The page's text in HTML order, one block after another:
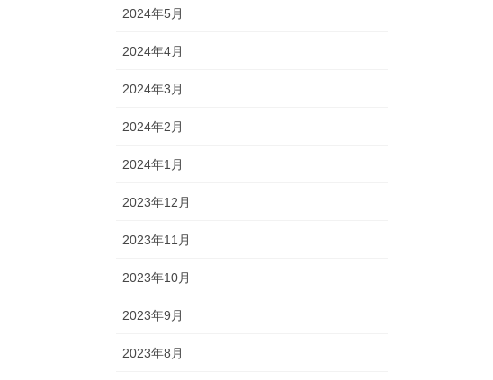
2024年5月
2024年4月
2024年3月
2024年2月
2024年1月
2023年12月
2023年11月
2023年10月
2023年9月
2023年8月